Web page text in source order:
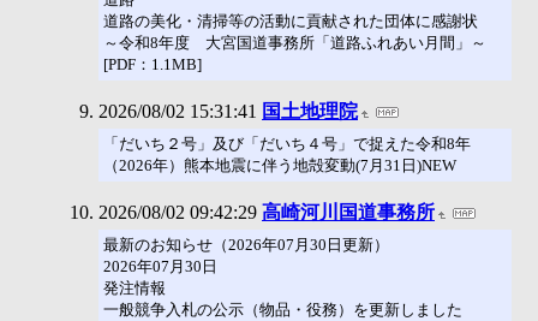
道路の美化・清掃等の活動に貢献された団体に感謝状
～令和8年度 大宮国道事務所「道路ふれあい月間」～
[PDF：1.1MB]
2026/08/02 15:31:41 国土地理院
「だいち２号」及び「だいち４号」で捉えた令和8年
（2026年）熊本地震に伴う地殻変動(7月31日)NEW
2026/08/02 09:42:29 高崎河川国道事務所
最新のお知らせ（2026年07月30日更新）
2026年07月30日
発注情報
一般競争入札の公示（物品・役務）を更新しました